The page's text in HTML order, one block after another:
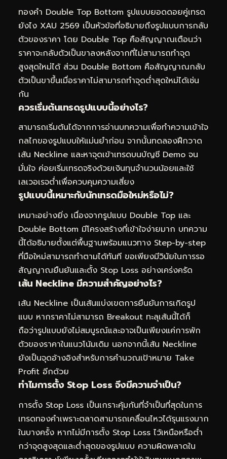
ทองคำ Double Top Bottom รูปแบบยอดดอยคู่เทรด
ยังไง XAU 2569 เป็นหัวข้อที่อธิบายถึงรูปแบบการกลับ
ตัวของราคา โดย Double Top คือสัญญาณเตือนว่า
ราคาจะกลับตัวเป็นขาลงหลังจากที่ไม่สามารถทำจุด
สูงสุดใหม่ได้ ส่วน Double Bottom คือสัญญาณกลับ
ตัวเป็นขาขึ้นเมื่อราคาไม่สามารถทำจุดต่ำสุดใหม่ได้เช่น
กัน
ควรเริ่มต้นเทรดรูปแบบนี้อย่างไร?
สามารถเริ่มต้นได้จากการอ่านบทความเพื่อทำความเข้าใจ
กลไกของรูปแบบให้แม่นยำก่อน จากนั้นทดลองฝึกวาด
เส้น Neckline และหาจุดเข้าเทรดบนบัญชี Demo จน
มั่นใจ ค่อยเริ่มเทรดจริงด้วยเงินทุนจำนวนน้อยและใช้
เลเวอเรจต่ำเพื่อควบคุมความเสี่ยง
รูปแบบนี้เหมาะกับนักเทรดมือใหม่หรือไม่?
เหมาะอย่างยิ่ง เนื่องจากรูปแบบ Double Top และ
Double Bottom มีโครงสร้างที่เข้าใจง่ายมาก บทความ
นี้ได้อธิบายตั้งแต่พื้นฐานพร้อมแนวทาง Step-by-step
ที่มือใหม่สามารถทำตามได้ทันที ขอเพียงมีวินัยในการรอ
สัญญาณยืนยันและตั้ง Stop Loss อย่างเคร่งครัด
เส้น Neckline มีความสำคัญอย่างไร?
เส้น Neckline เป็นเส้นแบ่งเขตการยืนยันการเกิดรูป
แบบ หากราคาไม่สามารถ Breakout ทะลุเส้นนี้ได้ก็
ถือว่ารูปแบบยังไม่สมบูรณ์และอาจเป็นเพียงแค่การพัก
ตัวของราคาในแนวโน้มเดิม นอกจากนี้เส้น Neckline
ยังเป็นจุดอ้างอิงสำหรับการคำนวณเป้าหมาย Take
Profit อีกด้วย
ทำไมการตั้ง Stop Loss จึงมีความจำเป็น?
การตั้ง Stop Loss เป็นเกราะคุ้มกันที่จำเป็นที่สุดในการ
เทรดทองคำเพราะตลาดสามารถเคลื่อนไหวได้รุนแรงมาก
ในบางครั้ง หากไม่มีการตั้ง Stop Loss ไว้เหนือหรือต่ำ
กว่าจุดสูงสุดและต่ำสุดของรูปแบบ ความผิดพลาดใน